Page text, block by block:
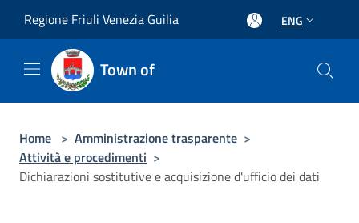
Regione Friuli Venezia Guilia ENG
Town of
Home > Amministrazione trasparente >
Attività e procedimenti >
Dichiarazioni sostitutive e acquisizione d'ufficio dei dati